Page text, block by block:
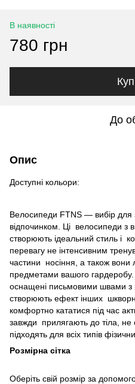
В наявності
780 грн
До
Опис
Доступні кольори:
Велосипеди FTNS — вибір для
відпочинком. Ці велосипеди з
створюють ідеальний стиль і
перевагу не інтенсивним
частини носіння, а також вони
предметами вашого гардеробу.
оснащені письмовими швами з
створюють ефект інших
комфортно кататися під час
завжди прилягають до тіла, не
підходять для всіх типів
Розмірна сітка
Оберіть свій розмір за